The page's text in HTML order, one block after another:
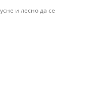
и лесно да се